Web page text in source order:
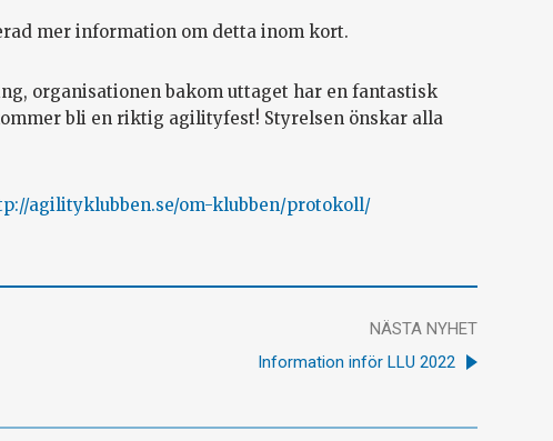
mer information om detta inom kort.
organisationen bakom uttaget har en fantastisk
bli en riktig agilityfest! Styrelsen önskar alla
agilityklubben.se/om-klubben/protokoll/
NÄSTA NYHET
Information inför LLU 2022